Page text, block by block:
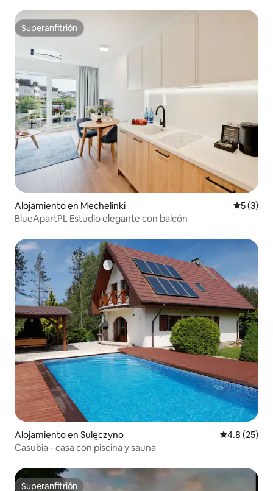
Superanfitrión
Superanfitrión
Alojamiento en Mechelinki
5 (3)
BlueApartPL Estudio elegante con balcón
Alojamiento en Sulęczyno Calificación
4.8 (25)
Casubia - casa con piscina y sauna
Superanfitrión